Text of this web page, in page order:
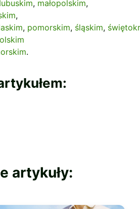
lubuskim, małopolskim,
,
, pomorskim, śląskim,
.
artykuły: